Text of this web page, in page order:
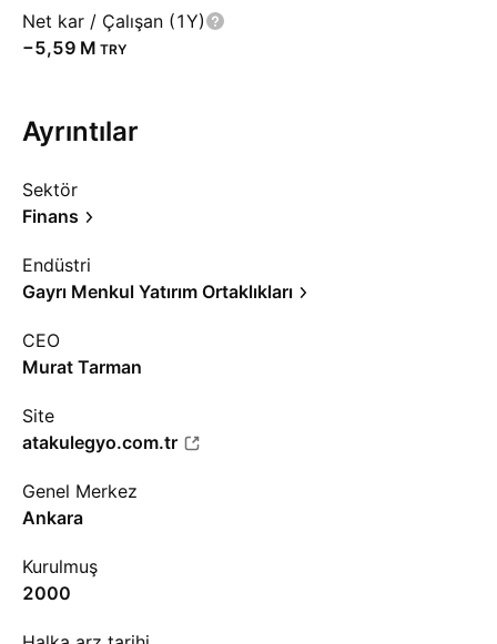
Net kar / Çalışan (1Y)
‪−5,59 M‬ TRY
Ayrıntılar
Sektör
Finans
Endüstri
Gayrı Menkul Yatırım Ortaklıkları
CEO
Murat Tarman
Site
atakulegyo.com.tr
Genel Merkez
Ankara
Kurulmuş
2000